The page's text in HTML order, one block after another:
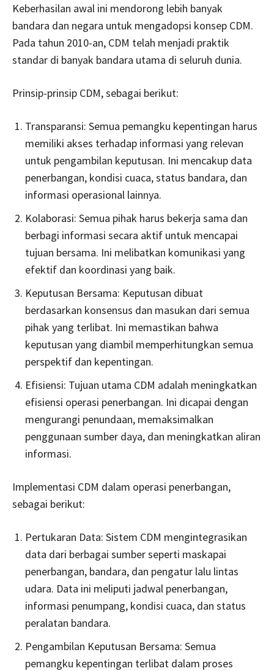
Keberhasilan awal ini mendorong lebih banyak
bandara dan negara untuk mengadopsi konsep CDM.
Pada tahun 2010-an, CDM telah menjadi praktik
standar di banyak bandara utama di seluruh dunia.
Prinsip-prinsip CDM, sebagai berikut:
Transparansi: Semua pemangku kepentingan harus
memiliki akses terhadap informasi yang relevan
untuk pengambilan keputusan. Ini mencakup data
penerbangan, kondisi cuaca, status bandara, dan
informasi operasional lainnya.
Kolaborasi: Semua pihak harus bekerja sama dan
berbagi informasi secara aktif untuk mencapai
tujuan bersama. Ini melibatkan komunikasi yang
efektif dan koordinasi yang baik.
Keputusan Bersama: Keputusan dibuat
berdasarkan konsensus dan masukan dari semua
pihak yang terlibat. Ini memastikan bahwa
keputusan yang diambil memperhitungkan semua
perspektif dan kepentingan.
Efisiensi: Tujuan utama CDM adalah meningkatkan
efisiensi operasi penerbangan. Ini dicapai dengan
mengurangi penundaan, memaksimalkan
penggunaan sumber daya, dan meningkatkan aliran
informasi.
Implementasi CDM dalam operasi penerbangan,
sebagai berikut:
Pertukaran Data: Sistem CDM mengintegrasikan
data dari berbagai sumber seperti maskapai
penerbangan, bandara, dan pengatur lalu lintas
udara. Data ini meliputi jadwal penerbangan,
informasi penumpang, kondisi cuaca, dan status
peralatan bandara.
Pengambilan Keputusan Bersama: Semua
pemangku kepentingan terlibat dalam proses